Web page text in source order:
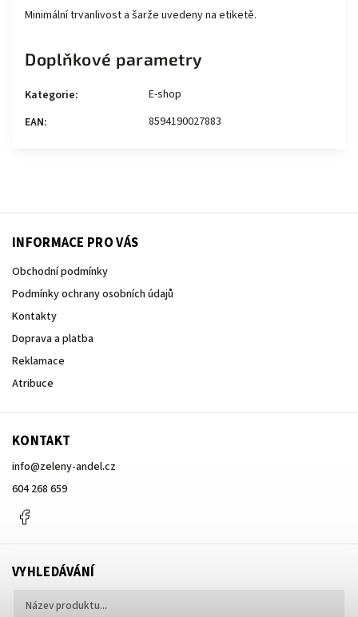
Minimální trvanlivost a šarže uvedeny na etiketě.
Doplňkové parametry
Kategorie:
E-shop
EAN: 8594190027883
INFORMACE PRO VÁS
Obchodní podmínky
Podmínky ochrany osobních údajů
Kontakty
Doprava a platba
Reklamace
Atribuce
KONTAKT
info@zeleny-andel.cz
604 268 659
VYHLEDÁVÁNÍ